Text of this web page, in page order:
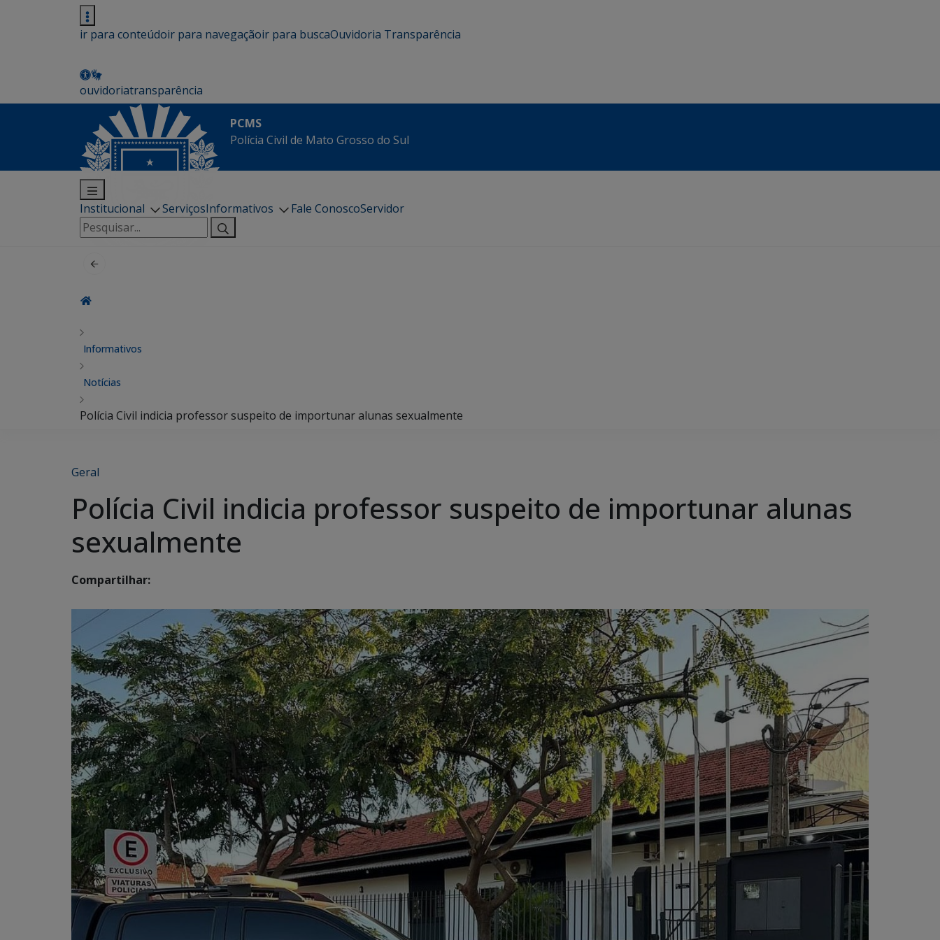
ir para conteúdoir para navegaçãoir para buscaOuvidoria Transparência
ouvidoriatransparência
PCMS
Polícia Civil de Mato Grosso do Sul
Institucional ServiçosInformativos Fale ConoscoServidor
Pesquisar
por:
Informativos
Notícias
Polícia Civil indicia professor suspeito de importunar alunas sexualmente
Geral
Polícia Civil indicia professor suspeito de importunar alunas
sexualmente
Compartilhar: